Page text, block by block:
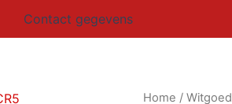
Contact gegevens
Home / Witgoed
SMEG